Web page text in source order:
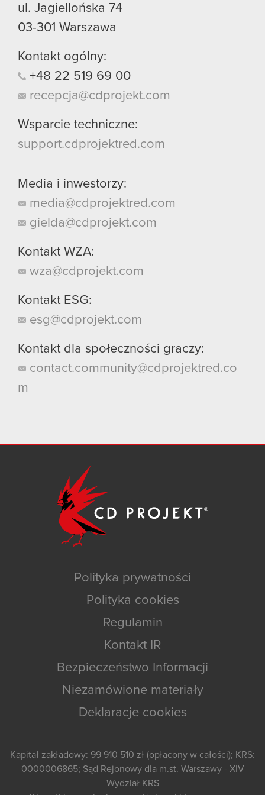
ul. Jagiellońska 74
03-301 Warszawa
Kontakt ogólny:
+48 22 519 69 00
recepcja@cdprojekt.com
Wsparcie techniczne:
support.cdprojektred.com
Media i inwestorzy:
media@cdprojektred.com
gielda@cdprojekt.com
Kontakt WZA:
wza@cdprojekt.com
Kontakt ESG:
esg@cdprojekt.com
Kontakt dla społeczności graczy:
contact.community@cdprojektred.co
m
Polityka prywatności
Polityka cookies
Regulamin
Kontakt IR
Bezpieczeństwo Informacji
Niezamówione materiały
Deklaracje cookies
Kapitał zakładowy: 99 910 510 zł (opłacony w całości); KRS:
0000006865; Sąd Rejonowy dla m.st. Warszawy - XIV
Wydział KRS